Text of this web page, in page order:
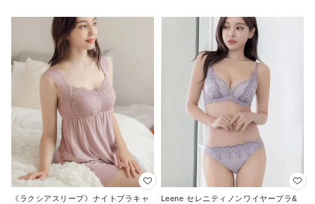
《ラクシアスリープ》ナイトブラキャ
Leene セレニティノンワイヤーブラ&